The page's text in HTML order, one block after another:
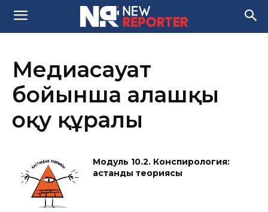
Медиасауат
бойынша алғашқы
оқу құралы
Модуль 10.2. Конспирология:
қастандық теориясы